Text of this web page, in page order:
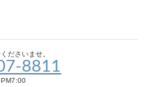
ださいませ。
8811